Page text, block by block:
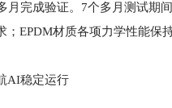
月完成验证。7个多月测试
EPDM材质各项力学性能保
AI稳定运行